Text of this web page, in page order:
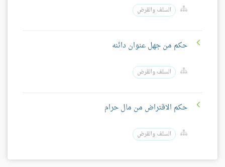
السلف والقرض
حكم من جهل عنوان دائنه
السلف والقرض
حكم الاقتراض من مال حرام
السلف والقرض